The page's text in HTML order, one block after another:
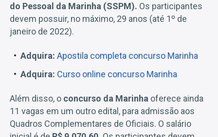
do Pessoal da Marinha (SSPM). Os participantes
devem possuir, no máximo, 29 anos (até 1º de
janeiro de 2022).
Adquira: Apostila completa concurso Marinha
Adquira: Curso online concurso Marinha
Além disso, o concurso da Marinha oferece ainda
11 vagas em um outro edital, para admissão aos
Quadros Complementares de Oficiais. O salário